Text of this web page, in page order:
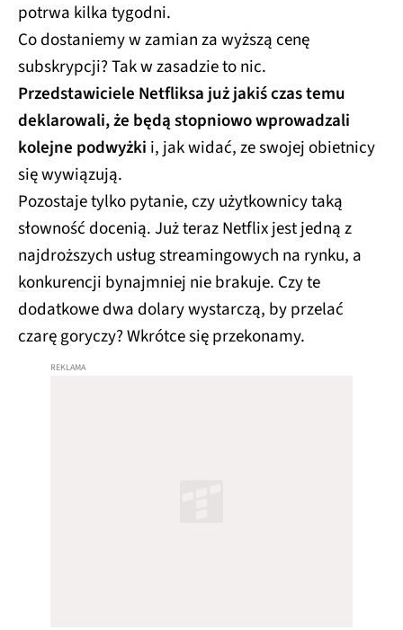
potrwa kilka tygodni.
Co dostaniemy w zamian za wyższą cenę
subskrypcji? Tak w zasadzie to nic.
Przedstawiciele Netfliksa już jakiś czas temu
deklarowali, że będą stopniowo wprowadzali
kolejne podwyżki i, jak widać, ze swojej obietnicy
się wywiązują.
Pozostaje tylko pytanie, czy użytkownicy taką
słowność docenią. Już teraz Netflix jest jedną z
najdroższych usług streamingowych na rynku, a
konkurencji bynajmniej nie brakuje. Czy te
dodatkowe dwa dolary wystarczą, by przelać
czarę goryczy? Wkrótce się przekonamy.